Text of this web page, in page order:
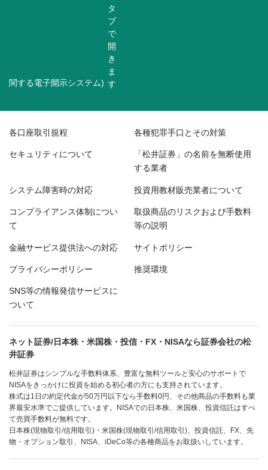
関する電子開示システム)
各口座取引規程 各種犯罪手口とその対策
セキュリティについて 「松井証券」の名前を無断使用
する業者
システム障害時の対応 投資用教材販売業者について
コンプライアンス体制につい
て
取扱商品のリスクおよび手数料
等の説明
金融サービス提供法への対応 サイトポリシー
プライバシーポリシー 推奨環境
SNS等の情報発信サービスに
ついて
ネット証券/日本株・米国株・投信・FX・NISAなら証券会社の松
井証券
松井証券はシンプルな手数料体系、豊富な無料ツールと安心のサポートで
NISAをきっかけに投資を始める初心者の方にも支持されています。
株式は1日の約定代金が50万円以下なら手数料0円、その他商品の手数料も業
界最安水準でご提供しています。NISAでの日本株、米国株、投資信託はすべ
て売買手数料が無料です。
日本株(現物取引/信用取引)・米国株(現物取引/信用取引)、投資信託、FX、先
物・オプション取引、NISA、iDeCo等の各種商品をお取扱いしています。